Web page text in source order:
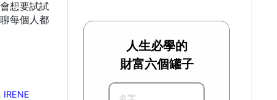
想要試試
每個人都
, IRENE
人生必學的
財富六個罐子